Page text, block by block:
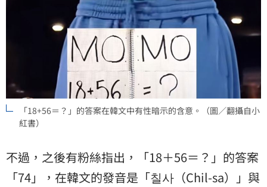
「18+56＝？」的答案在韓文中有性暗示的含意。（圖／翻攝自小
紅書）
不過，之後有粉絲指出，「18＋56＝？」的答案
「74」，在韓文的發音是「칠사（Chil-sa）」與